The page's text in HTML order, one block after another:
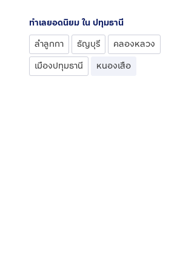
ทำเลยอดนิยม ใน ปทุมธานี
ลำลูกกา
ธัญบุรี
คลองหลวง
เมืองปทุมธานี
หนองเสือ